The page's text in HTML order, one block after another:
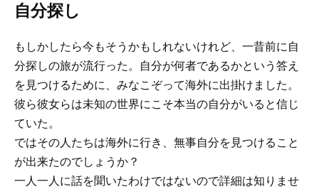
自分探し
もしかしたら今もそうかもしれないけれど、一昔前に自
分探しの旅が流行った。自分が何者であるかという答え
を見つけるために、みなこぞって海外に出掛けました。
彼ら彼女らは未知の世界にこそ本当の自分がいると信じ
ていた。
ではその人たちは海外に行き、無事自分を見つけること
が出来たのでしょうか？
一人一人に話を聞いたわけではないので詳細は知りませ